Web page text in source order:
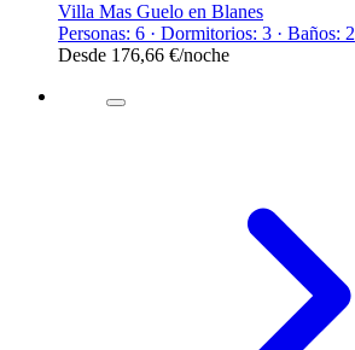
Villa Mas Guelo en Blanes
Personas: 6 · Dormitorios: 3 · Baños: 2
Desde 176,66 €/noche